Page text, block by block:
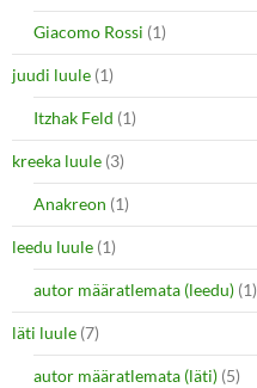
Giacomo Rossi (1)
juudi luule (1)
Itzhak Feld (1)
kreeka luule (3)
Anakreon (1)
leedu luule (1)
autor määratlemata (leedu) (1)
läti luule (7)
autor määratlemata (läti) (5)